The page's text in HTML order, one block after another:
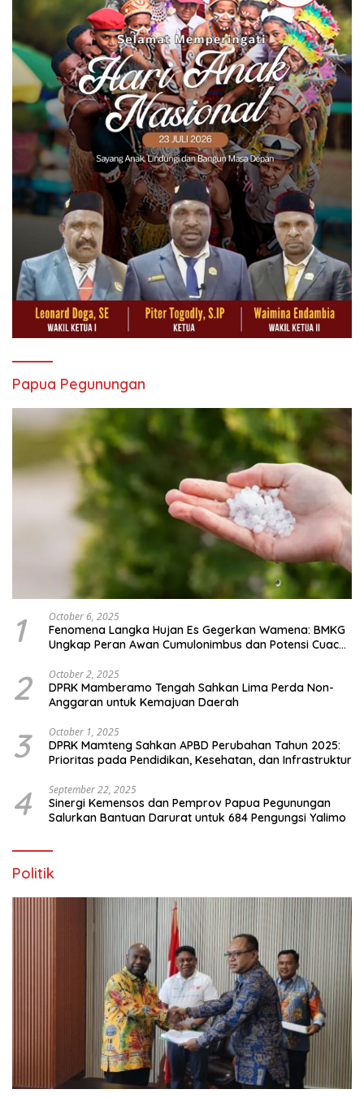
Papua Pegunungan
1 October 6, 2025
Fenomena Langka Hujan Es Gegerkan Wamena: BMKG
Ungkap Peran Awan Cumulonimbus dan Potensi Cuaca
2 October 2, 2025
DPRK Mamberamo Tengah Sahkan Lima Perda Non-
Anggaran untuk Kemajuan Daerah
3 October 1, 2025
DPRK Mamteng Sahkan APBD Perubahan Tahun 2025:
Prioritas pada Pendidikan, Kesehatan, dan Infrastruktur
4 September 22, 2025
Sinergi Kemensos dan Pemprov Papua Pegunungan
Salurkan Bantuan Darurat untuk 684 Pengungsi Yalimo
Politik